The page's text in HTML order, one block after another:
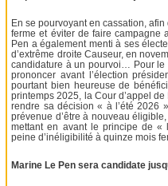
En se pourvoyant en cassation,
ferme et éviter de faire campagne
Pen a également menti à ses
d’extrême droite Causeur, en
candidature à un pourvoi… Pour le
prononcer avant l’élection
pourtant bien heureuse de
printemps 2025, la Cour d’appel
rendre sa décision « à l’été 2026
prévenue d’être à nouveau
mettant en avant le principe de
peine d’inéligibilité à quinze mois
Marine Le Pen sera candidate